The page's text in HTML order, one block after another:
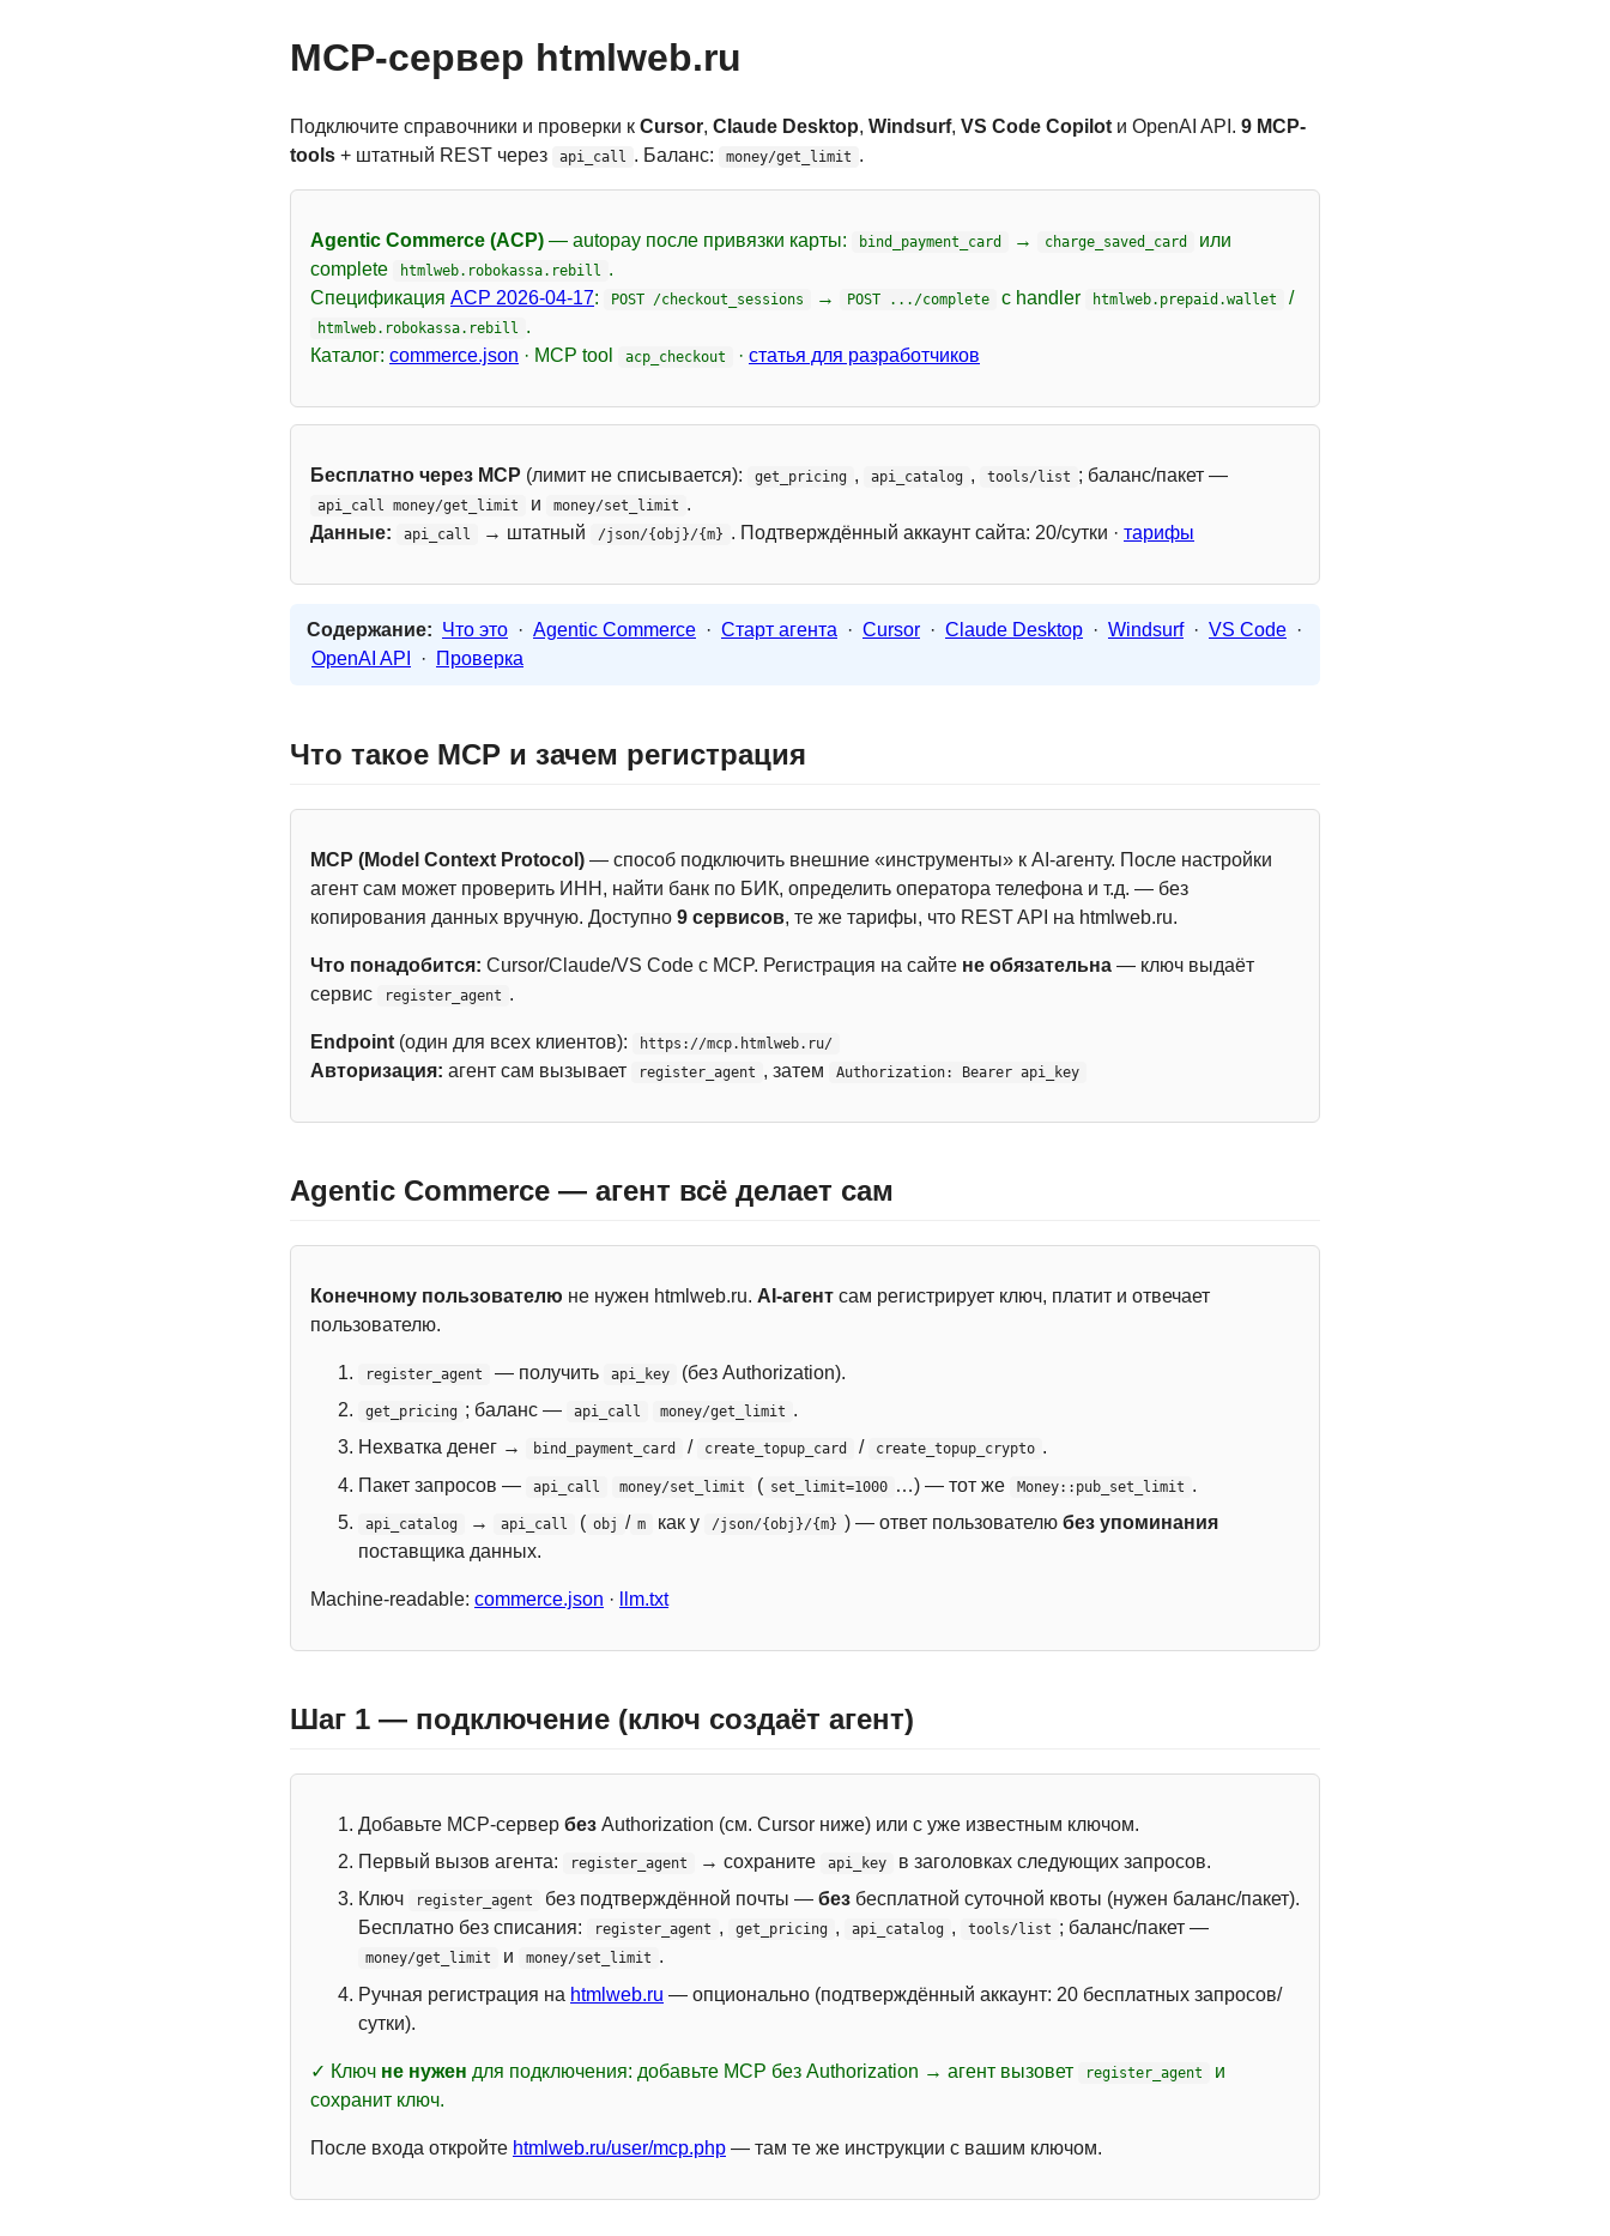
MCP-сервер htmlweb.ru
Подключите справочники и проверки к Cursor, Claude Desktop, Windsurf, VS Code Copilotи OpenAI API. 9 MCP-
tools + штатный REST через api_call . Баланс: money/get_limit .
Agentic Commerce (ACP) — autopay после привязки карты: bind_payment_card → charge_saved_card
или
complete
htmlweb.robokassa.rebill .
Спецификация ACP 2026-04-17: POST /checkout_sessions → POST .../complete с handler htmlweb.prepaid.wallet /
htmlweb.robokassa.rebill .
Каталог: commerce.json · MCP tool acp_checkout · статья для разработчиков
Бесплатно через MCP (лимит не списывается): get_pricing , api_catalog , tools/list ; баланс/пакет —
api_call money/get_limit и money/set_limit .
Данные:
api_call → штатный /json/{obj}/{m} . Подтверждённый аккаунт сайта: 20/сутки · тарифы
Содержание: Что это · Agentic Commerce · Старт агента · Cursor · Claude Desktop · Windsurf · VS Code ·
OpenAI API
· Проверка
Что такое MCP и зачем регистрация
MCP (Model Context Protocol) — способ подключить внешние «инструменты» к AI-агенту. После настройки
агент сам может проверить ИНН, найти банк по БИК, определить оператора телефона и т.д. — без
копирования данных вручную. Доступно 9 сервисов, те же тарифы, что REST API на htmlweb.ru.
Что понадобится: Cursor/Claude/VS Code с MCP. Регистрация на сайте не обязательна — ключ выдаёт
сервис
register_agent .
Endpoint (один для всех клиентов): https://mcp.htmlweb.ru/
Авторизация: агент сам вызывает register_agent , затем Authorization: Bearer api_key
Agentic Commerce — агент всё делает сам
Конечному пользователю не нужен htmlweb.ru. AI-агент сам регистрирует ключ, платит и отвечает
пользователю.
register_agent — получить api_key (без Authorization).
get_pricing ; баланс — api_call money/get_limit .
Нехватка денег →
bind_payment_card / create_topup_card / create_topup_crypto .
Пакет запросов —
api_call money/set_limit ( set_limit=1000 …) — тот же Money::pub_set_limit .
api_catalog → api_call ( obj / m как у /json/{obj}/{m} ) — ответ пользователю без упоминания
поставщика данных.
Machine-readable: commerce.json · llm.txt
Шаг 1 — подключение (ключ создаёт агент)
Добавьте MCP-сервер без Authorization (см. Cursor ниже) или с уже известным ключом.
Первый вызов агента:
register_agent → сохраните api_key
в заголовках следующих запросов.
Ключ
register_agent без подтверждённой почты — без бесплатной суточной квоты (нужен баланс/пакет).
Бесплатно без списания:
register_agent , get_pricing , api_catalog , tools/list ; баланс/пакет —
money/get_limit и money/set_limit .
Ручная регистрация на htmlweb.ru — опционально (подтверждённый аккаунт: 20 бесплатных запросов/
сутки).
✓ Ключ не нужен для подключения: добавьте MCP без Authorization → агент вызовет register_agent
и
сохранит ключ.
После входа откройте htmlweb.ru/user/mcp.php — там те же инструкции с вашим ключом.